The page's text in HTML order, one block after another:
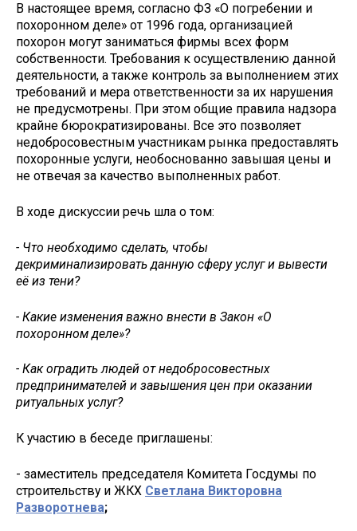
В настоящее время, согласно ФЗ «О погребении и
похоронном деле» от 1996 года, организацией
похорон могут заниматься фирмы всех форм
собственности. Требования к осуществлению данной
деятельности, а также контроль за выполнением этих
требований и мера ответственности за их нарушения
не предусмотрены. При этом общие правила надзора
крайне бюрократизированы. Все это позволяет
недобросовестным участникам рынка предоставлять
похоронные услуги, необоснованно завышая цены и
не отвечая за качество выполненных работ.
В ходе дискуссии речь шла о том:
- Что необходимо сделать, чтобы
декриминализировать данную сферу услуг и вывести
её из тени?
- Какие изменения важно внести в Закон «О
похоронном деле»?
- Как оградить людей от недобросовестных
предпринимателей и завышения цен при оказании
ритуальных услуг?
К участию в беседе приглашены:
- заместитель председателя Комитета Госдумы по
строительству и ЖКХ Светлана Викторовна
Разворотнева;